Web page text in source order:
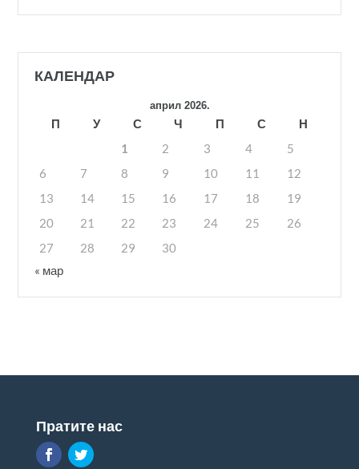
КАЛЕНДАР
април 2026.
П У С Ч П С
Н
1
2 3 4
5
6
7 8 9 10 11
12
13
14 15 16 17 18
19
20
21 22 23 24 25
26
27
28 29
30
« мар
Пратите нас